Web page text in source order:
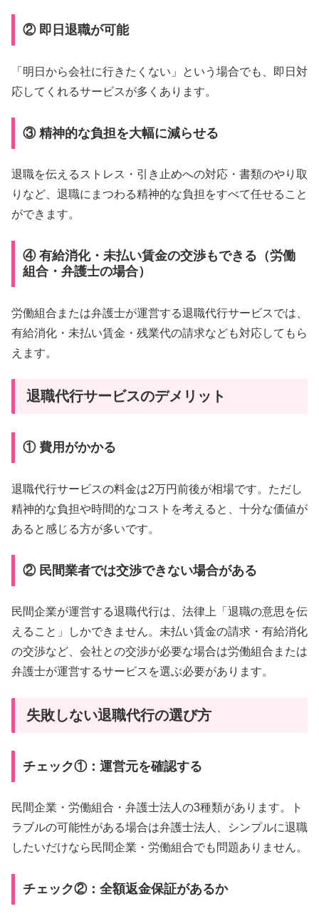
② 即日退職が可能
「明日から会社に行きたくない」という場合でも、即日対
応してくれるサービスが多くあります。
③ 精神的な負担を大幅に減らせる
退職を伝えるストレス・引き止めへの対応・書類のやり取
りなど、退職にまつわる精神的な負担をすべて任せること
ができます。
④ 有給消化・未払い賃金の交渉もできる（労働
組合・弁護士の場合）
労働組合または弁護士が運営する退職代行サービスでは、
有給消化・未払い賃金・残業代の請求なども対応してもら
えます。
退職代行サービスのデメリット
① 費用がかかる
退職代行サービスの料金は2万円前後が相場です。ただし
精神的な負担や時間的なコストを考えると、十分な価値が
あると感じる方が多いです。
② 民間業者では交渉できない場合がある
民間企業が運営する退職代行は、法律上「退職の意思を伝
えること」しかできません。未払い賃金の請求・有給消化
の交渉など、会社との交渉が必要な場合は労働組合または
弁護士が運営するサービスを選ぶ必要があります。
失敗しない退職代行の選び方
チェック①：運営元を確認する
民間企業・労働組合・弁護士法人の3種類があります。ト
ラブルの可能性がある場合は弁護士法人、シンプルに退職
したいだけなら民間企業・労働組合でも問題ありません。
チェック②：全額返金保証があるか